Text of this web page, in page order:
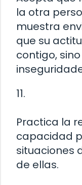
la otra
muestra
que su
contigo,
11.
Practica la
capacidad
situaciones
de ellas.